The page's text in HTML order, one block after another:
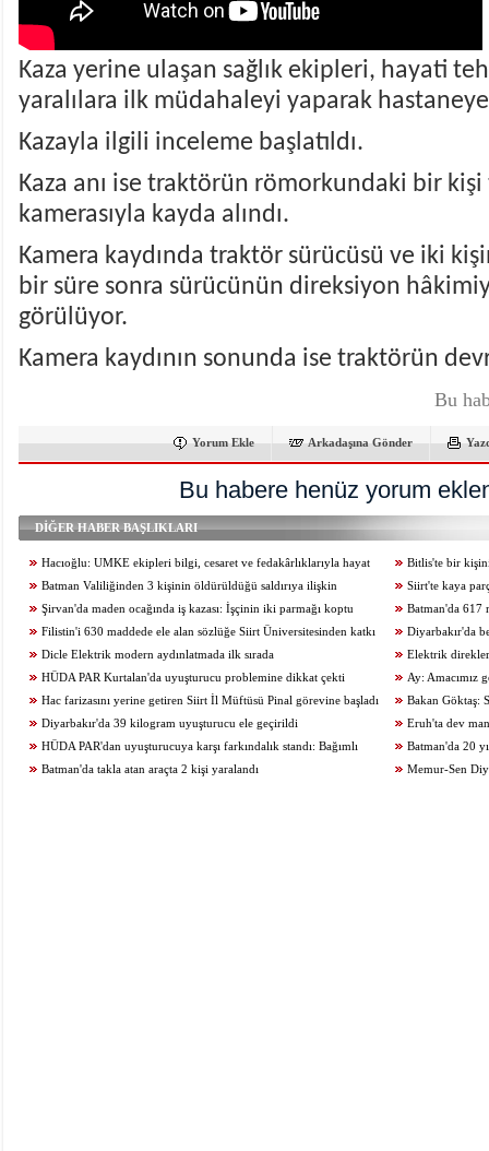
Kaza yerine ulaşan sağlık ekipleri, hayati
yaralılara ilk müdahaleyi yaparak
Kazayla ilgili inceleme başlatıldı.
Kaza anı ise traktörün römorkundaki bir
kamerasıyla kayda alındı.
Kamera kaydında traktör sürücüsü ve iki
bir süre sonra sürücünün direksiyon
görülüyor.
Kamera kaydının sonunda ise traktörün
Bu
Yorum Ekle Arkadaşına Gönder
Bu habere henüz yorum
DİĞER HABER BAŞLIKLARI
Hacıoğlu: UMKE ekipleri bilgi, cesaret ve fedakârlıklarıyla hayat
kurtarıyor
Bitlis'te bir
Batman Valiliğinden 3 kişinin öldürüldüğü saldırıya ilişkin
açıklama
Siirt'te kaya
kaybetti
Şirvan'da maden ocağında iş kazası: İşçinin iki parmağı koptu
Batman'da 617
Filistin'i 630 maddede ele alan sözlüğe Siirt Üniversitesinden katkı
Diyarbakır'da
kurtuldu
Dicle Elektrik modern aydınlatmada ilk sırada
Elektrik
HÜDA PAR Kurtalan'da uyuşturucu problemine dikkat çekti
Ay: Amacımız
zamanda üreten
Hac farizasını yerine getiren Siirt İl Müftüsü Pinal görevine başladı
Bakan Göktaş:
geçiriyoruz
Diyarbakır'da 39 kilogram uyuşturucu ele geçirildi
Eruh'ta dev
HÜDA PAR'dan uyuşturucuya karşı farkındalık standı: Bağımlı
olma, hür ol
Batman'da 20
Batman'da takla atan araçta 2 kişi yaralandı
Memur-Sen